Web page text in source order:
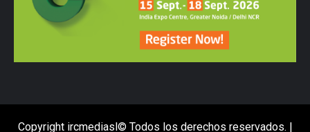
Copyright ircmediasl© Todos los derechos reservados.